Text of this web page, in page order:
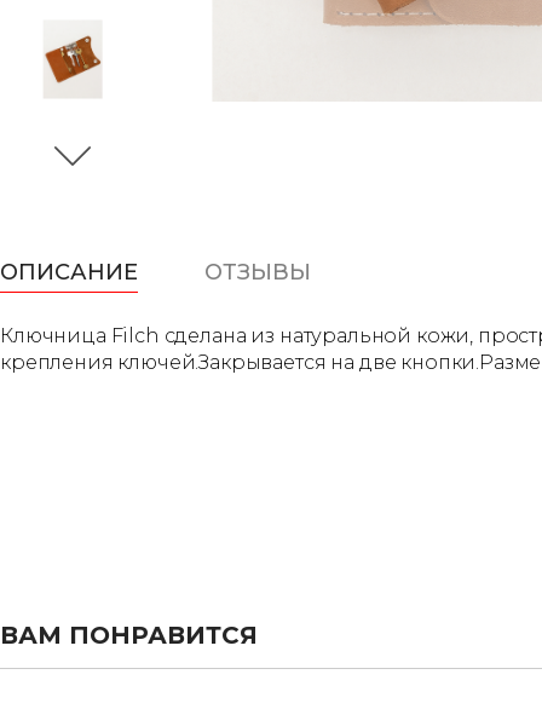
ОПИСАНИЕ ОТЗЫВЫ
Ключница Filch сделана из натуральной кожи,
крепления ключей.Закрывается на две
ВАМ ПОНРАВИТСЯ